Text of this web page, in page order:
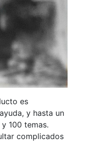
es
y hasta un
100 temas.
complicados